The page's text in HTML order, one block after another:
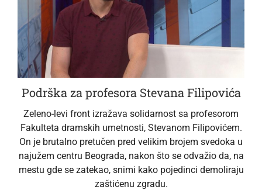
Podrška za profesora Stevana Filipovića
Zeleno-levi front izražava solidarnost sa profesorom
Fakulteta dramskih umetnosti, Stevanom Filipovićem.
On je brutalno pretučen pred velikim brojem svedoka u
najužem centru Beograda, nakon što se odvažio da, na
mestu gde se zatekao, snimi kako pojedinci demoliraju
zaštićenu zgradu.